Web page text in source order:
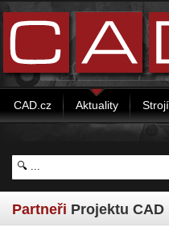
CAD.cz Aktuality
Partneři Projektu CAD